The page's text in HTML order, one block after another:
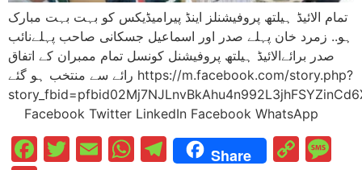
تمام الائیڈ ہیلتھ پروفیشنلز اینڈ پیرامیڈیکس کو بہت بہت مبارک
ہو.. زمرد خان پہلے صدر اور اسماعیل جسکانی صاحب پہلےنائب
صدر برائےالائیڈ ہیلتھ پروفیشنل کونسل تمام ممبران کے اتفاق
رائے سے منتخب ہو گئے https://m.facebook.com/story.php?
Facebook Twitter LinkedIn Facebook WhatsApp
Facebook
Twitter
EmailWhatsApp
Telegram
Share
Copy